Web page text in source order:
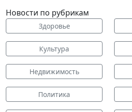
Новости по рубрикам
Здоровье
Культура
Недвижимость
Политика